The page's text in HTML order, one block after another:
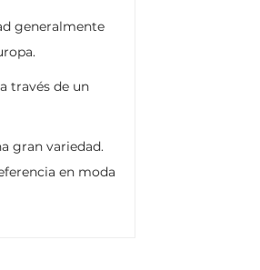
generalmente
través de un
gran variedad.
en moda